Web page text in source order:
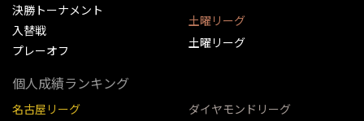
決勝トーナメント
入替戦
プレーオフ
土曜リーグ
土曜リーグ
個人成績ランキング
名古屋リーグ
ダイヤモンドリーグ